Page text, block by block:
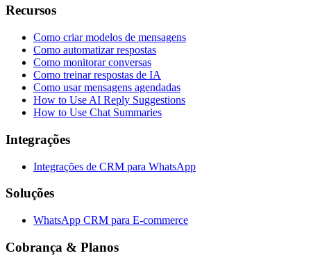
Recursos
Como criar modelos de mensagens
Como automatizar respostas
Como monitorar conversas
Como treinar respostas de IA
Como usar mensagens agendadas
How to Use AI Reply Suggestions
How to Use Chat Summaries
Integrações
Integrações de CRM para WhatsApp
Soluções
WhatsApp CRM para E-commerce
Cobrança & Planos